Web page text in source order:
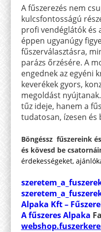
A fűszerezés nem
kulcsfontosságú
profi vendéglátók és
éppen ugyanúgy
fűszerválasztásra,
parázs őrzésére. A
engednek az egyéni
keverékek gyors,
megoldást
tűz ideje, hanem a
tudatosan, ízesen és
Böngéssz fűszereink
és kövesd be
érdekességeket,
Alpaka Kft –
A fűszeres Alpaka